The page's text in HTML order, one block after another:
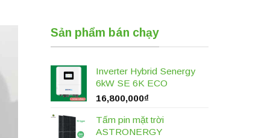
Sản phẩm bán chạy
Inverter Hybrid Senergy
6kW SE 6K ECO
16,800,000₫
Tấm pin mặt trời
ASTRONERGY